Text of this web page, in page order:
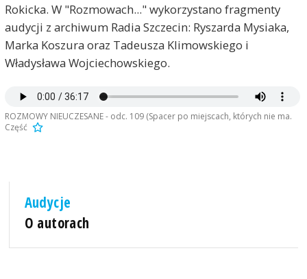
Rokicka. W "Rozmowach..." wykorzystano fragmenty
audycji z archiwum Radia Szczecin: Ryszarda Mysiaka,
Marka Koszura oraz Tadeusza Klimowskiego i
Władysława Wojciechowskiego.
ROZMOWY NIEUCZESANE - odc. 109 (Spacer po miejscach, których nie ma.
Część
Audycje
O autorach